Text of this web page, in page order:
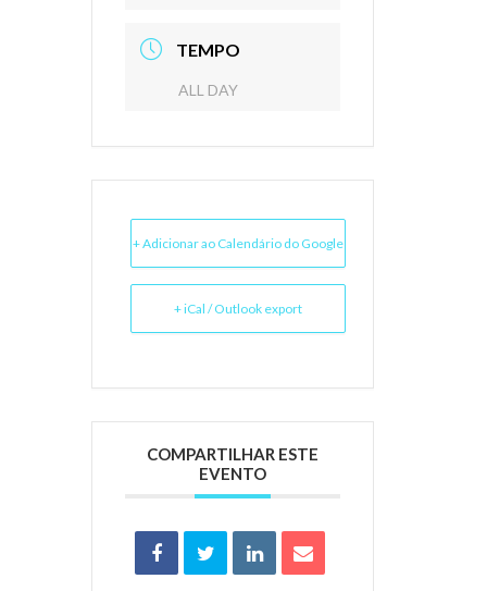
TEMPO
ALL DAY
+ Adicionar ao Calendário do Google
+ iCal / Outlook export
COMPARTILHAR ESTE
EVENTO